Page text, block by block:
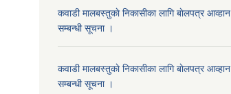
कवाडी मालबस्तुकाे निकासीका लागि बाेलपत्र आव्हान
सम्बन्धी सूचना ।
कवाडी मालबस्तुकाे निकासीका लागि बाेलपत्र आव्हान
सम्बन्धी सूचना ।